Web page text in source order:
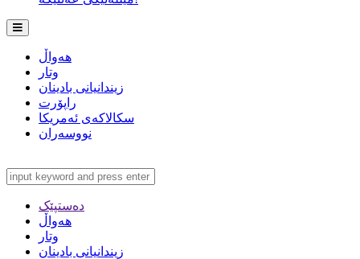
هەواڵ
وتار
زیندانیانی بادینان
راپۆرت
سکالاکەی ئەمریکا
نووسەران
دەستپێک
هەواڵ
وتار
زیندانیانی بادینان